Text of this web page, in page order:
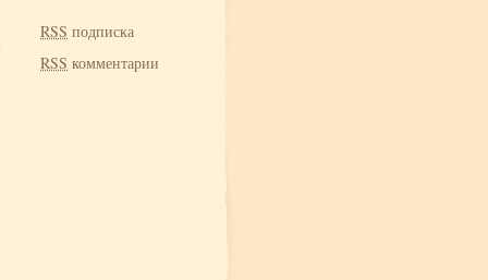
RSS подписка
RSS комментарии